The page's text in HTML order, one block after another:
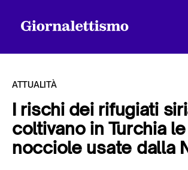
Tutti gli articoli
ATTUALITÀ
I rischi dei rifugiati
coltivano in Turchia le
nocciole usate dalla